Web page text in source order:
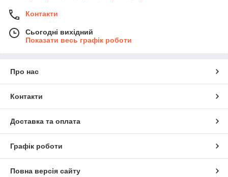
Контакти
Сьогодні вихідний
Показати весь графік роботи
Про нас
Контакти
Доставка та оплата
Графік роботи
Повна версія сайту